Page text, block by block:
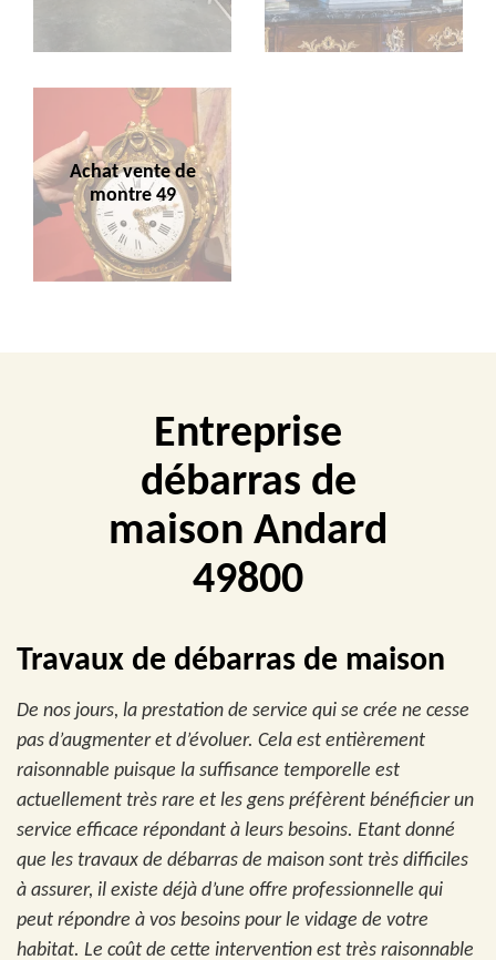
Achat vente de
montre 49
Entreprise
débarras de
maison Andard
49800
Travaux de débarras de maison
De nos jours, la prestation de service qui se crée ne cesse
pas d’augmenter et d’évoluer. Cela est entièrement
raisonnable puisque la suffisance temporelle est
actuellement très rare et les gens préfèrent bénéficier un
service efficace répondant à leurs besoins. Etant donné
que les travaux de débarras de maison sont très difficiles
à assurer, il existe déjà d’une offre professionnelle qui
peut répondre à vos besoins pour le vidage de votre
habitat. Le coût de cette intervention est très raisonnable